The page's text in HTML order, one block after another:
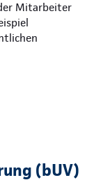
Mitarbeiter
(bUV)